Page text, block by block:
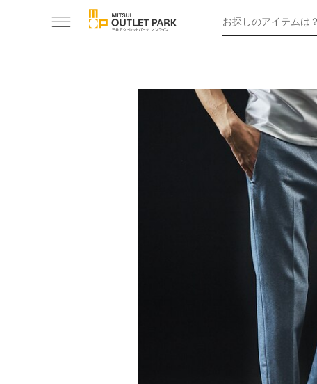
お探しのアイテムは？